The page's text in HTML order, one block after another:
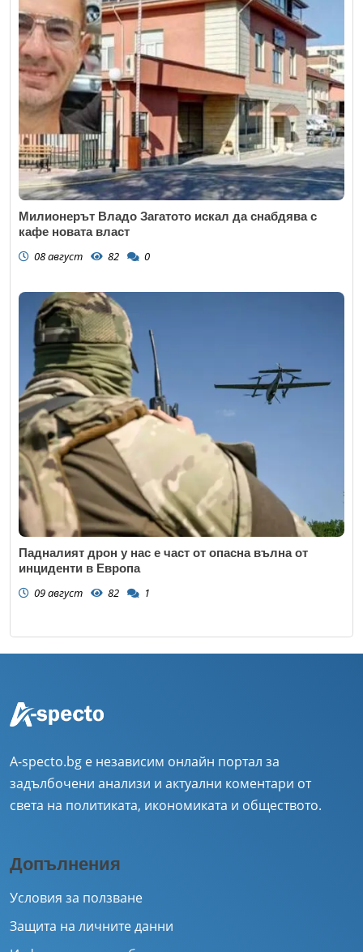
Милионерът Владо Загатото искал да снабдява с
кафе новата власт
08 август 82 0
Падналият дрон у нас е част от опасна вълна от
инциденти в Европа
09 август 82 1
A-specto.bg е независим онлайн портал за
задълбочени анализи и актуални коментари от
света на политиката, икономиката и обществото.
Допълнения
Условия за ползване
Защита на личните данни